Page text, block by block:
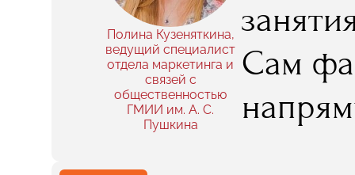
Полина Кузеняткина,
ведущий специалист
отдела маркетинга и
связей с
общественностью
ГМИИ им. А. С.
Пушкина
Сам